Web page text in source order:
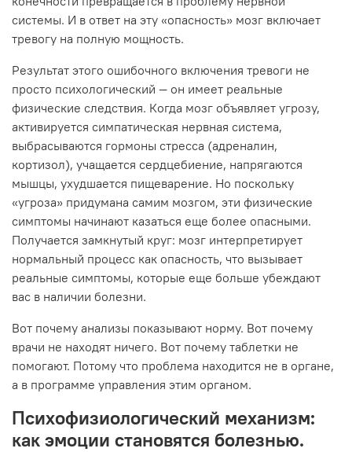
системы. И в ответ на эту «опасность» мозг включает
тревогу на полную мощность.
Результат этого ошибочного включения тревоги не
просто психологический — он имеет реальные
физические следствия. Когда мозг объявляет угрозу,
активируется симпатическая нервная система,
выбрасываются гормоны стресса (адреналин,
кортизол), учащается сердцебиение, напрягаются
мышцы, ухудшается пищеварение. Но поскольку
«угроза» придумана самим мозгом, эти физические
симптомы начинают казаться еще более опасными.
Получается замкнутый круг: мозг интерпретирует
нормальный процесс как опасность, что вызывает
реальные симптомы, которые еще больше убеждают
вас в наличии болезни.
Вот почему анализы показывают норму. Вот почему
врачи не находят ничего. Вот почему таблетки не
помогают. Потому что проблема находится не в органе,
а в программе управления этим органом.
Психофизиологический механизм:
как эмоции становятся болезнью.